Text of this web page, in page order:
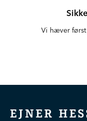
Vi hæver først
EJNER